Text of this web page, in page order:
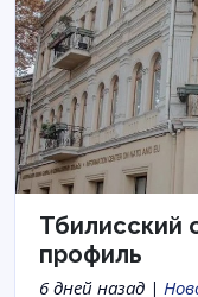
Тбилисский
профиль
6 дней назад |